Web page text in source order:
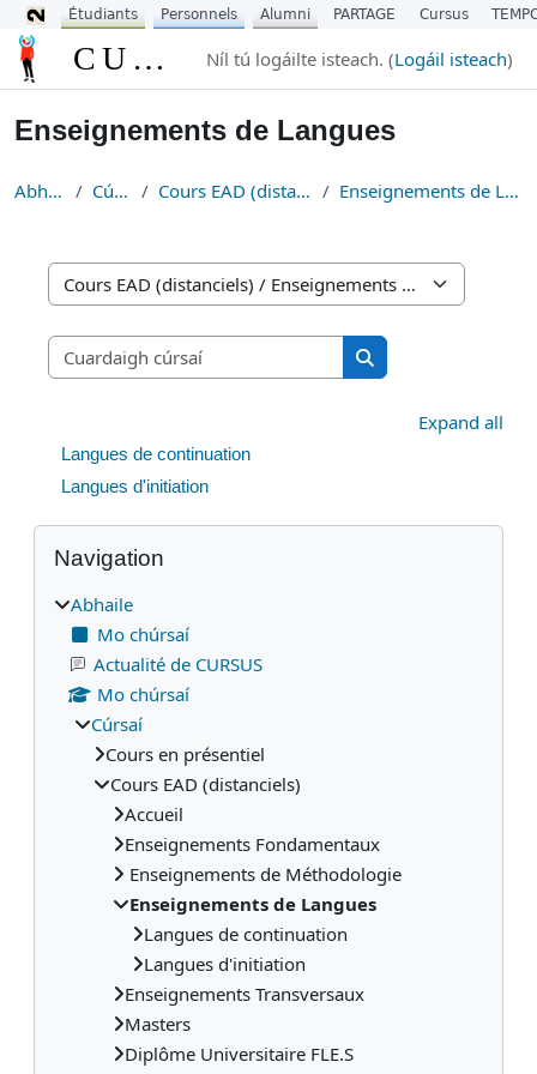
Scipeáil go príomh inneachar
CURSUS Níl tú logáilte isteach. (Logáil isteach)
Enseignements de Langues
Abhaile Cúrsaí Cours EAD (distanciels) Enseignements de Langues
Catagóirí cúrsa
Cuardaigh cúrsaí
Cuardaigh cúrsaí
Expand all
Langues de continuation
Langues d'initiation
Blocks
Scipeáil Navigation
Navigation
Abhaile
Mo chúrsaí
Actualité de CURSUS
Mo chúrsaí
Cúrsaí
Cours en présentiel
Cours EAD (distanciels)
Accueil
Enseignements Fondamentaux
Enseignements de Méthodologie
Enseignements de Langues
Langues de continuation
Langues d'initiation
Enseignements Transversaux
Masters
Diplôme Universitaire FLE.S
Étudiants Personnels Alumni PARTAGE Cursus